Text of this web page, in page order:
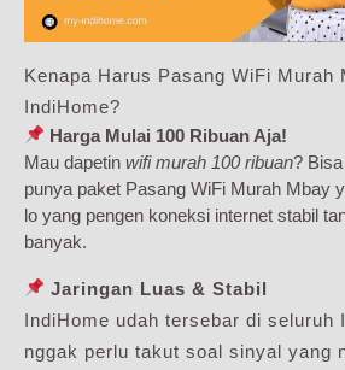
Kenapa Harus Pasang WiFi Murah
IndiHome?
Harga Mulai 100 Ribuan Aja!
Mau dapetin wifi murah 100 ribuan?
punya paket Pasang WiFi Murah Mbay
lo yang pengen koneksi internet stabil
banyak.
Jaringan Luas & Stabil
IndiHome udah tersebar di seluruh
nggak perlu takut soal sinyal yang